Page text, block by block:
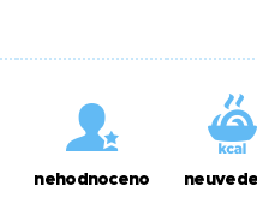
nehodnoceno